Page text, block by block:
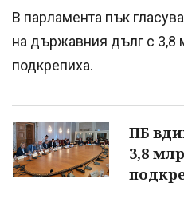
В парламента пък
на държавния дълг с
подкрепиха.
ПБ
3,8